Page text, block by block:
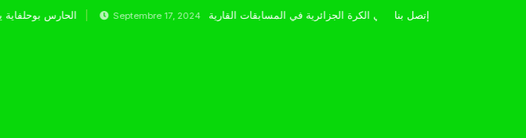
Septembre 17, 2024 إتصل بنا